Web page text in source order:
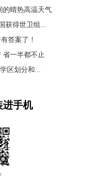
的晴热高温天气
获得世卫组...
答案了！
省一半都不止
区划分和...
进手机